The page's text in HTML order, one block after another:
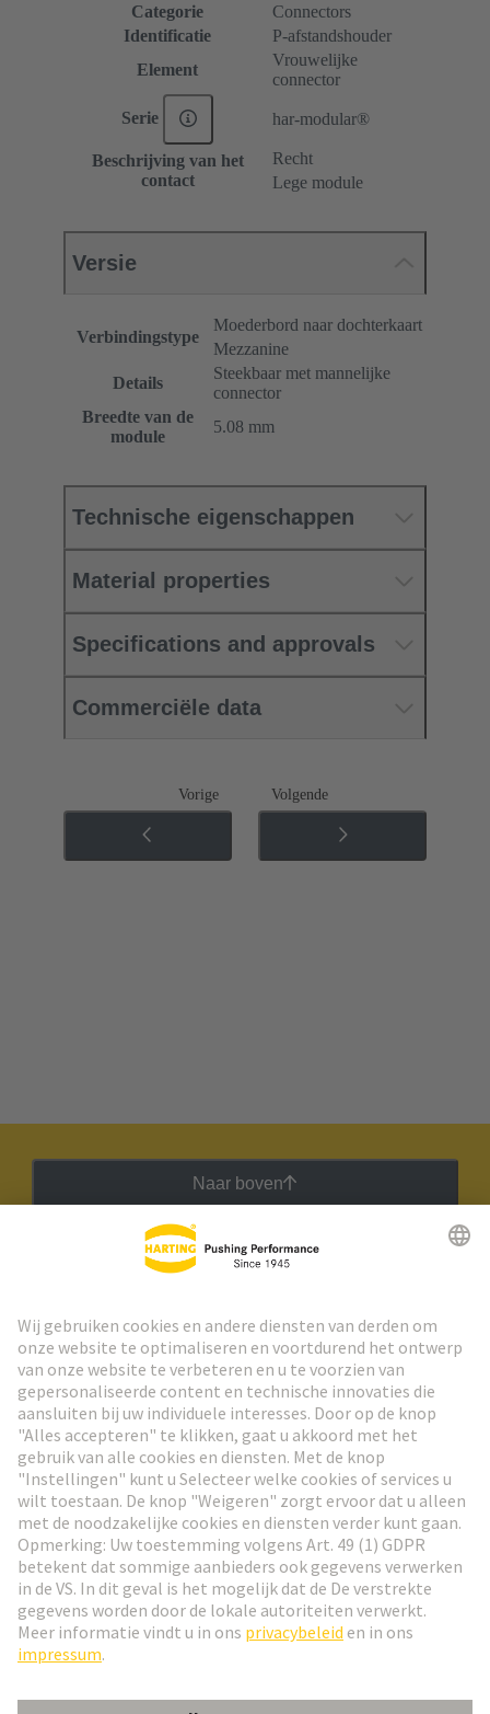
Categorie
Connectors
Identificatie
P-afstandshouder
Element
Vrouwelijke
connector
Serie har-modular®
Beschrijving van het
contact
Recht
Lege module
Versie
Verbindingstype
Moederbord naar dochterkaart
Mezzanine
Details
Steekbaar met mannelijke
connector
Breedte van de
module
5.08 mm
Technische eigenschappen
Material properties
Specifications and approvals
Commerciële data
Vorige Volgende
Naar boven
Ga naar registratie
Social Media
Nederlands